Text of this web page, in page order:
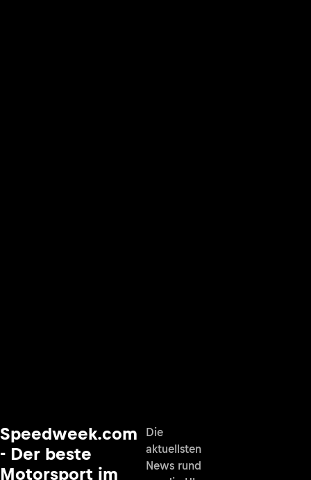
Speedweek.com
- Der beste
Motorsport im
Die
aktuellsten
News rund